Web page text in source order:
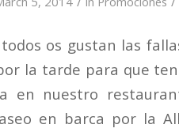
os gustan las
la tarde para que
en nuestro
en barca por la